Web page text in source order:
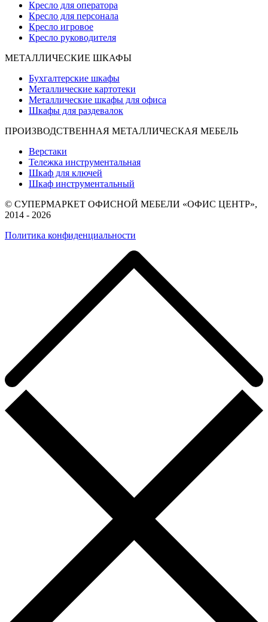
Кресло для оператора
Кресло для персонала
Кресло игровое
Кресло руководителя
МЕТАЛЛИЧЕСКИЕ ШКАФЫ
Бухгалтерские шкафы
Металлические картотеки
Металлические шкафы для офиса
Шкафы для раздевалок
ПРОИЗВОДСТВЕННАЯ МЕТАЛЛИЧЕСКАЯ МЕБЕЛЬ
Верстаки
Тележка инструментальная
Шкаф для ключей
Шкаф инструментальный
© СУПЕРМАРКЕТ ОФИСНОЙ МЕБЕЛИ «ОФИС ЦЕНТР»,
2014 - 2026
Политика конфиденциальности